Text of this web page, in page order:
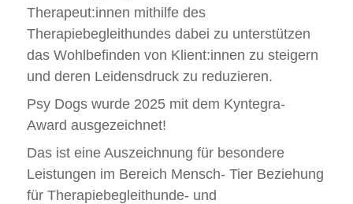
Therapeut:innen mithilfe des
Therapiebegleithundes dabei zu unterstützen
das Wohlbefinden von Klient:innen zu steigern
und deren Leidensdruck zu reduzieren.
Psy Dogs wurde 2025 mit dem Kyntegra-
Award ausgezeichnet!
Das ist eine Auszeichnung für besondere
Leistungen im Bereich Mensch- Tier Beziehung
für Therapiebegleithunde- und